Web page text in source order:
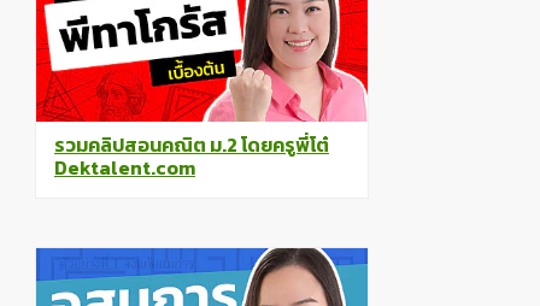
รวมคลิปสอนคณิต ม.2 โดยครูพี่โต๋
Dektalent.com